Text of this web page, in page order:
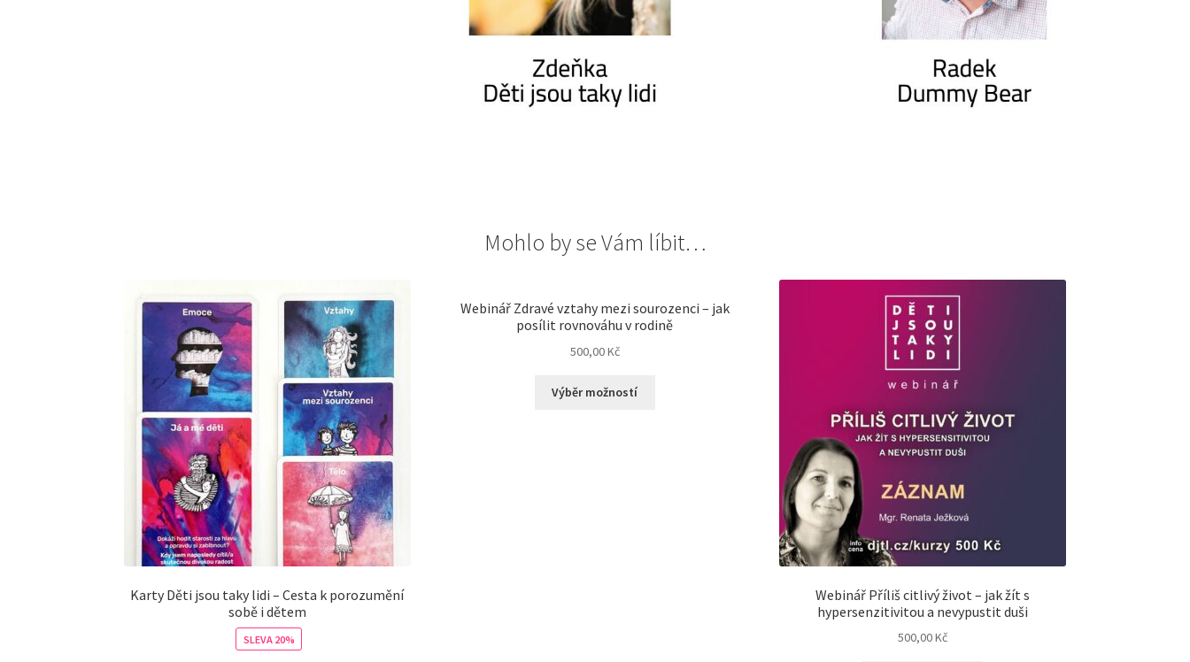
Mohlo by se Vám líbit…
Karty Děti jsou taky lidi – Cesta k porozumění
sobě i dětem
SLEVA 20%
Webinář Zdravé vztahy mezi sourozenci – jak
posílit rovnováhu v rodině
500,00Kč
Výběr možností
Webinář Příliš citlivý život – jak žít s
hypersenzitivitou a nevypustit duši
500,00Kč